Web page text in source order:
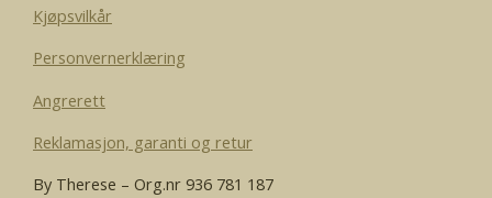
Kjøpsvilkår
Personvernerklæring
Angrerett
Reklamasjon, garanti og retur
By Therese – Org.nr 936 781 187